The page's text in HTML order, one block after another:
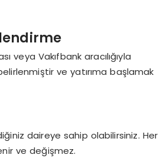
Vakıfbank aracılığıyla
ve yatırıma başlamak
daireye sahip olabilirsiniz. Her
ve değişmez.